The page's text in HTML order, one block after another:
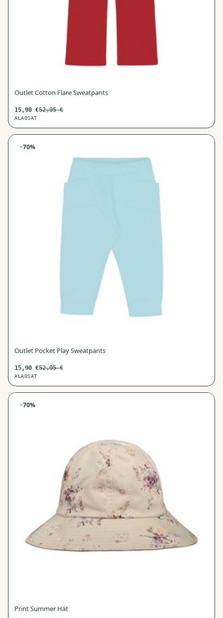
Outlet Cotton Flare Sweatpants
15,90 €52,95€
ALAOSAT
−70%
Outlet Pocket Play Sweatpants
15,90 €52,95€
ALAOSAT
−70%
Print Summer Hat